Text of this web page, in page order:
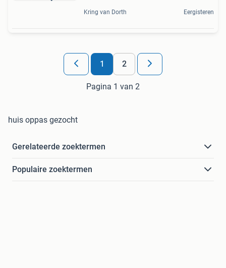
Kring van Dorth Eergisteren
1 2
Pagina 1 van 2
huis oppas gezocht
Gerelateerde zoektermen
Populaire zoektermen